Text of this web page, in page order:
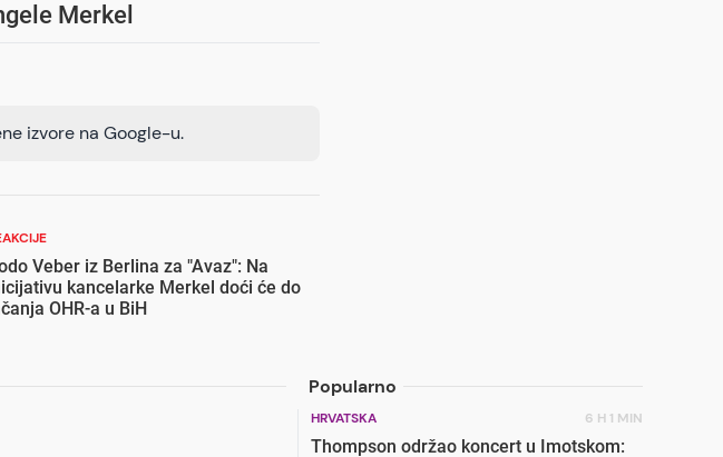
Merkel
izvore na Google-u.
Veber iz Berlina za "Avaz": Na
kancelarke Merkel doći će do
OHR-a u BiH
Popularno
HRVATSKA 6 H 1 MIN
Thompson održao koncert u Imotskom: